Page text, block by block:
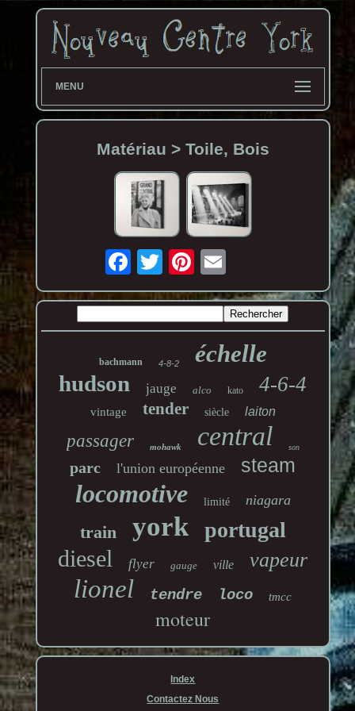
MENU
Matériau > Toile, Bois
bachmann 4-8-2 échelle
hudson jauge alco kato 4-6-4
vintage tender siècle laiton
passager mohawk central son
parc l'union européenne steam
locomotive limité niagara
train york portugal
diesel flyer gauge ville vapeur
lionel tendre loco tmcc
moteur
Index
Contactez Nous